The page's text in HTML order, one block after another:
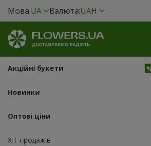
Мова:UA Валюта:UAH
Акційні букети
Новинки
Оптові ціни
ХІТ продажів